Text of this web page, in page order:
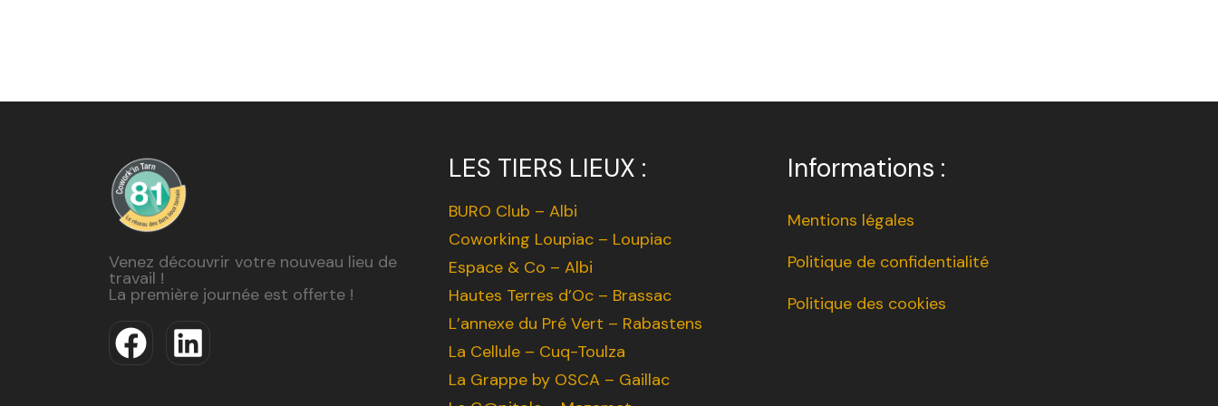
Venez découvrir votre nouveau lieu de
travail !
La première journée est offerte !
LES TIERS LIEUX :
BURO Club – Albi
Coworking Loupiac – Loupiac
Espace & Co – Albi
Hautes Terres d’Oc – Brassac
L’annexe du Pré Vert – Rabastens
La Cellule – Cuq-Toulza
La Grappe by OSCA – Gaillac
Informations :
Mentions légales
Politique de confidentialité
Politique des cookies